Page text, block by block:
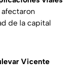
de la capital
Vicente